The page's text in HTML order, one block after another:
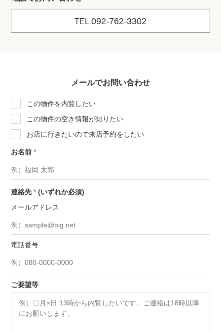
TEL 092-762-3302
メールでお問い合わせ
この物件を内覧したい
この物件の空き情報が知りたい
お店に行きたいので来店予約をしたい
お名前*
連絡先* (いずれか必須)
メールアドレス
電話番号
ご要望等